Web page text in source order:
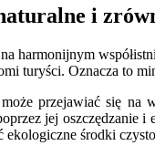
i
harmonijnym
turyści. Oznacza to
przejawiać się na
jej oszczędzanie
środki